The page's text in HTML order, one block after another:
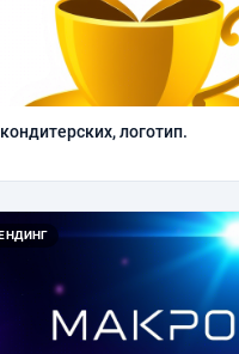
логотип.